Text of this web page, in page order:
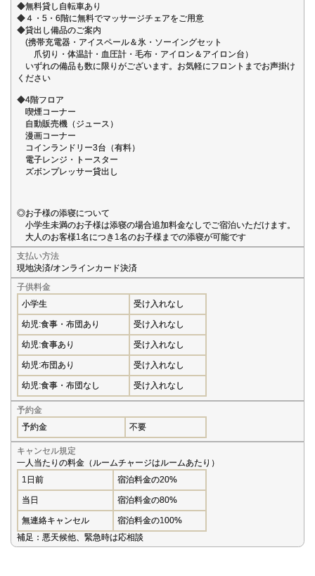
◆無料貸し自転車あり
◆４・5・6階に無料でマッサージチェアをご用意
◆貸出し備品のご案内
(携帯充電器・アイスペール＆氷・ソーイングセット
爪切り・体温計・血圧計・毛布・アイロン＆アイロン台）
いずれの備品も数に限りがございます。お気軽にフロントまでお声掛け
ください
◆4階フロア
喫煙コーナー
自動販売機（ジュース）
漫画コーナー
コインランドリー3台（有料）
電子レンジ・トースター
ズボンプレッサー貸出し
◎お子様の添寝について
小学生未満のお子様は添寝の場合追加料金なしでご宿泊いただけます。
大人のお客様1名につき1名のお子様までの添寝が可能です
支払い方法
現地決済/オンラインカード決済
子供料金
小学生
受け入れなし
幼児:食事・布団あり 受け入れなし
幼児:食事あり 受け入れなし
幼児:布団あり 受け入れなし
幼児:食事・布団なし 受け入れなし
予約金
予約金
不要
キャンセル規定
一人当たりの料金（ルームチャージはルームあたり）
1日前
宿泊料金の20%
当日 宿泊料金の80%
無連絡キャンセル
宿泊料金の100%
補足：悪天候他、緊急時は応相談